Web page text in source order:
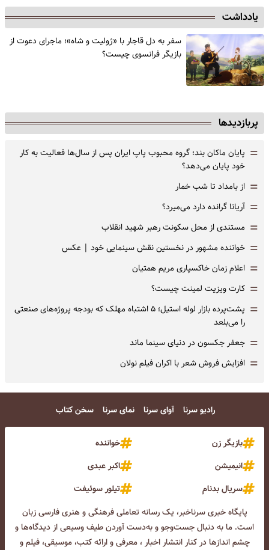
یادداشت
سفر به دل قاجار با «ژولیت و شاه»؛ ماجرای دعوت از
‌بازیگر فرانسوی چیست؟
پربازدیدها
= پایان ماکان بند؛ گروه محبوب پاپ ایران پس از سال‌ها فعالیت به کار
خود پایان می‌دهد؟
= از بامداد تا شب خمار
= آریانا گرانده دارد می‌میرد؟
= مستندی از محل سکونت رهبر شهید انقلاب
= خواننده مشهور در نخستین نقش سینمایی خود |‌ عکس
= اعلام زمان خاکسپاری مریم همتیان
= کارت ویزیت لمینت چیست؟
=
پشت‌پرده بازار لوله استیل؛ ۵ اشتباه مهلک که بودجه پروژه‌های صنعتی
را می‌بلعد
= جعفر جکسون در دنیای سینما ماند
= افزایش فروش شعر با اکران فیلم نولان
رادیو سرنا آوای سرنا نمای سرنا سخن کتاب
بازیگر زن
خواننده
انیمیشن
اکبر عبدی
سریال بدنام
تیلور سوئیفت
پایگاه خبری سرناخبر، یک رسانه تعاملی فرهنگی و هنری فارسی زبان
است. ما به دنبال جست‌و‌جو و به‌دست آوردن طیف وسیعی از دیدگاه‌ها و
چشم انداز‌ها در کنار انتشار اخبار ، معرفی و ارائه کتب، موسیقی، فیلم و